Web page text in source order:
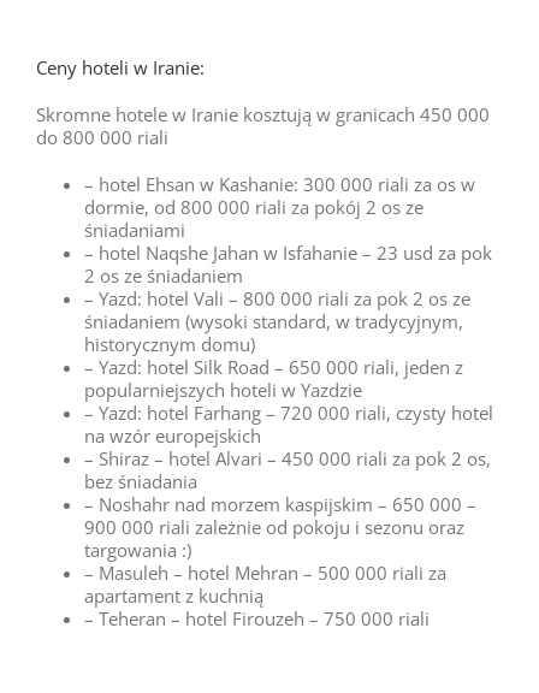
Ceny hoteli w Iranie:
Skromne hotele w Iranie kosztują w granicach 450 000
do 800 000 riali
– hotel Ehsan w Kashanie: 300 000 riali za os w
dormie, od 800 000 riali za pokój 2 os ze
śniadaniami
– hotel Naqshe Jahan w Isfahanie – 23 usd za pok
2 os ze śniadaniem
– Yazd: hotel Vali – 800 000 riali za pok 2 os ze
śniadaniem (wysoki standard, w tradycyjnym,
historycznym domu)
– Yazd: hotel Silk Road – 650 000 riali, jeden z
popularniejszych hoteli w Yazdzie
– Yazd: hotel Farhang – 720 000 riali, czysty hotel
na wzór europejskich
– Shiraz – hotel Alvari – 450 000 riali za pok 2 os,
bez śniadania
– Noshahr nad morzem kaspijskim – 650 000 –
900 000 riali zależnie od pokoju i sezonu oraz
targowania :)
– Masuleh – hotel Mehran – 500 000 riali za
apartament z kuchnią
– Teheran – hotel Firouzeh – 750 000 riali